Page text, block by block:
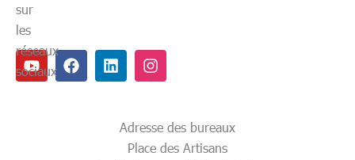
YoutubeFacebookLinkedinInstagram
sur
les
réseaux
sociaux
Adresse des bureaux
Place des Artisans